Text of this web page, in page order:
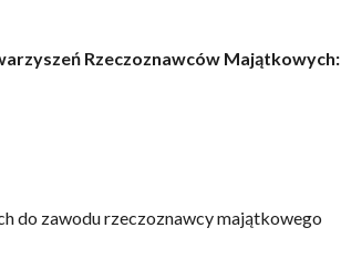
Rzeczoznawców Majątkowych:
do zawodu rzeczoznawcy majątkowego